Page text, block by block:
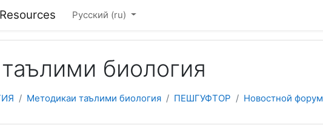
Русский ‎(ru)‎
биология
Методикаи таълими биология ПЕШГУФТОР Новостной форум